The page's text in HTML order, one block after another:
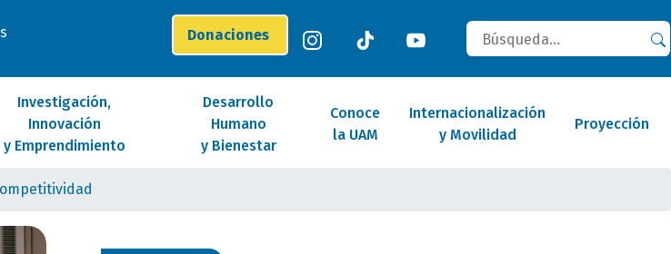
Donaciones
Buscar
Investigación,
Innovación
y Emprendimiento
Desarrollo
Humano
y Bienestar
Conoce
la UAM
Internacionalización
y Movilidad
Proyección